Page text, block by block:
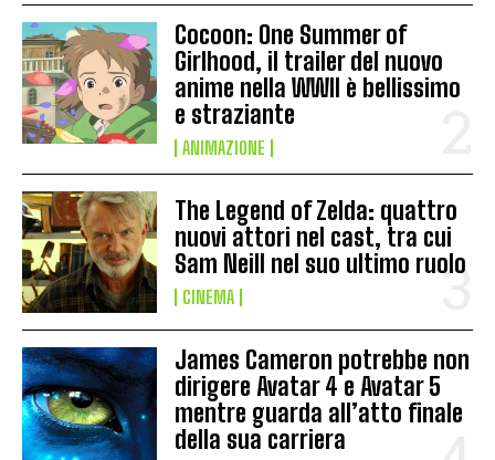
Cocoon: One Summer of
Girlhood, il trailer del nuovo
anime nella WWII è bellissimo
e straziante
ANIMAZIONE
The Legend of Zelda: quattro
nuovi attori nel cast, tra cui
Sam Neill nel suo ultimo ruolo
CINEMA
James Cameron potrebbe non
dirigere Avatar 4 e Avatar 5
mentre guarda all’atto finale
della sua carriera